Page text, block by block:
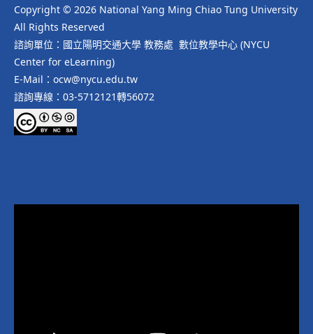
Copyright © 2026 National Yang Ming Chiao Tung University
All Rights Reserved
諮詢單位：國立陽明交通大學 教務處 數位教學中心 (NYCU
Center for eLearning)
E-Mail：ocw@nycu.edu.tw
諮詢專線：03-5712121轉56072